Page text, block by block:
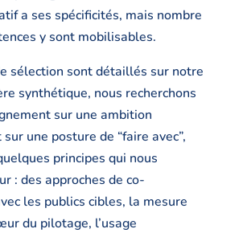
a ses spécificités, mais nombre
y sont mobilisables.
sélection sont détaillés sur notre
synthétique, nous recherchons
sur une ambition
une posture de “faire avec”,
principes qui nous
: des approches de co-
les publics cibles, la mesure
du pilotage, l’usage